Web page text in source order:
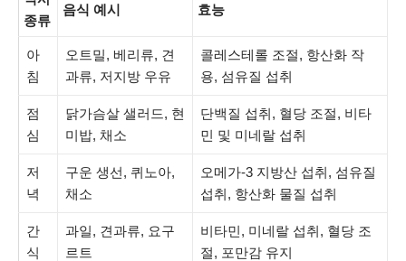
종류
음식 예시 효능
아
침
오트밀, 베리류, 견
과류, 저지방 우유
콜레스테롤 조절, 항산화 작
용, 섬유질 섭취
점
심
닭가슴살 샐러드, 현
미밥, 채소
단백질 섭취, 혈당 조절, 비타
민 및 미네랄 섭취
저
녁
구운 생선, 퀴노아,
채소
오메가-3 지방산 섭취, 섬유질
섭취, 항산화 물질 섭취
간
식
과일, 견과류, 요구
르트
비타민, 미네랄 섭취, 혈당 조
절, 포만감 유지